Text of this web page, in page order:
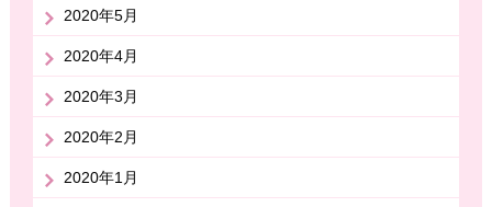
2020年5月
2020年4月
2020年3月
2020年2月
2020年1月